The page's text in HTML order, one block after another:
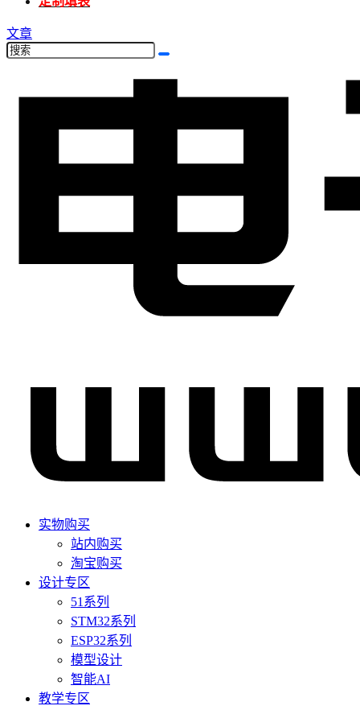
文章
实物购买
站内购买
淘宝购买
设计专区
51系列
STM32系列
ESP32系列
模型设计
智能AI
教学专区